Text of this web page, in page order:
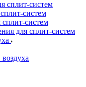
сплит-систем
систем
систем
для сплит-систем